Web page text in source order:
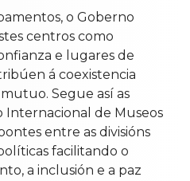
o Goberno
centros como
e lugares de
á coexistencia
Segue así as
Internacional de Museos
entre as divisións
facilitando o
a inclusión e a paz